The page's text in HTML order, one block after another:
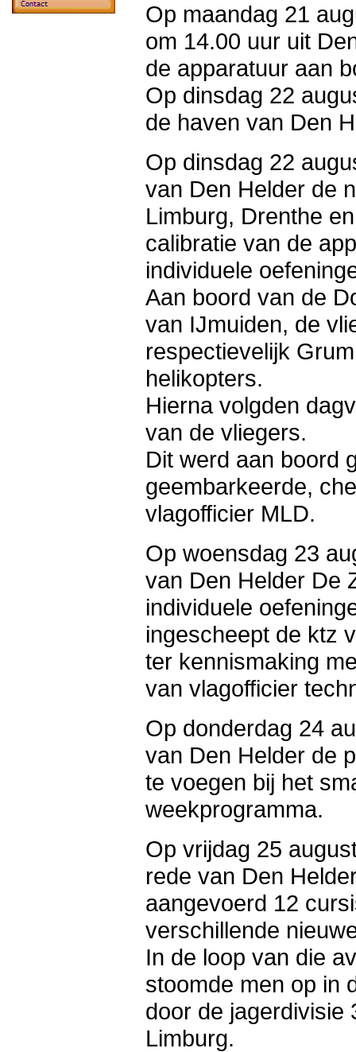
Op maandag 21
om 14.00 uur uit
de apparatuur aan
Op dinsdag 22
de haven van Den
Op dinsdag 22
van Den Helder de
Limburg, Drenthe
calibratie van de
individuele
Aan boord van de
van IJmuiden, de
respectievelijk
helikopters.
Hierna volgden
van de vliegers.
Dit werd aan boord
geembarkeerde,
vlagofficier MLD.
Op woensdag 23
van Den Helder De
individuele
ingescheept de ktz
ter kennismaking
van vlagofficier
Op donderdag 24
van Den Helder de
te voegen bij het
weekprogramma.
Op vrijdag 25
rede van Den
aangevoerd 12
verschillende
In de loop van die
stoomde men op in
door de jagerdivisie
Limburg.